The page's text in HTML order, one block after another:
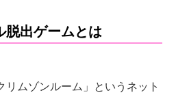
脱出ゲームとは
ムゾンルーム」というネット